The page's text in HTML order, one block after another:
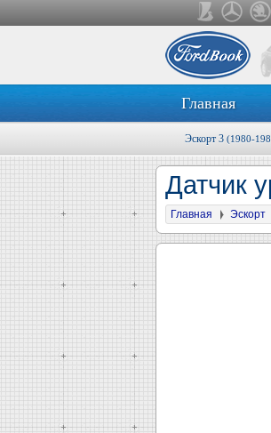
Главная
Эскорт 3 (1980-
Датчик
Главная Эскорт